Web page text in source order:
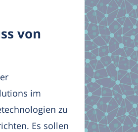
von
im
zu
Es sollen